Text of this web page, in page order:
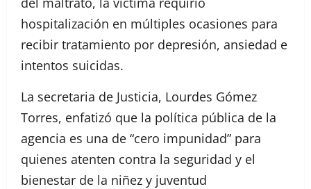
hospitalización en múltiples ocasiones para
recibir tratamiento por depresión, ansiedad e
intentos suicidas.
La secretaria de Justicia, Lourdes Gómez
Torres, enfatizó que la política pública de la
agencia es una de “cero impunidad” para
quienes atenten contra la seguridad y el
bienestar de la niñez y juventud